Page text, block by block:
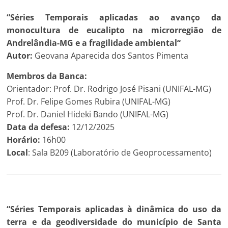
“Séries Temporais aplicadas ao avanço da
monocultura de eucalipto na microrregião de
Andrelândia-MG e a fragilidade ambiental“
Autor: Geovana Aparecida dos Santos Pimenta
Membros da Banca:
Orientador: Prof. Dr. Rodrigo José Pisani (UNIFAL-MG)
Prof. Dr. Felipe Gomes Rubira (UNIFAL-MG)
Prof. Dr. Daniel Hideki Bando (UNIFAL-MG)
Data da defesa: 12/12/2025
Horário: 16h00
Local: Sala B209 (Laboratório de Geoprocessamento)
“Séries Temporais aplicadas à dinâmica do uso da
terra eda geodiversidade do município de Santa